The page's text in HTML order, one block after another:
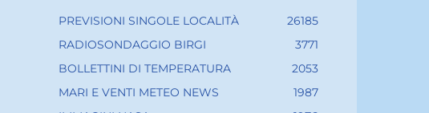
PREVISIONI SINGOLE LOCALITÀ
26185
RADIOSONDAGGIO BIRGI
3771
BOLLETTINI DI TEMPERATURA
2053
MARI E VENTI METEO NEWS
1987